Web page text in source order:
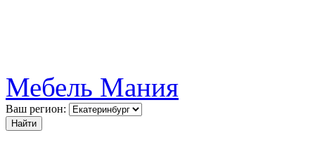
Мебель Мания
Ваш регион: